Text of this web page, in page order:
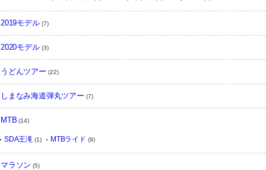
2019モデル(7)
2020モデル(3)
うどんツアー (22)
しまなみ海道弾丸ツアー (7)
MTB (14)
SDA王滝 (1) MTBライド (9)
マラソン (5)